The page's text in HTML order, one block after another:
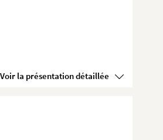
Voir la présentation détaillée